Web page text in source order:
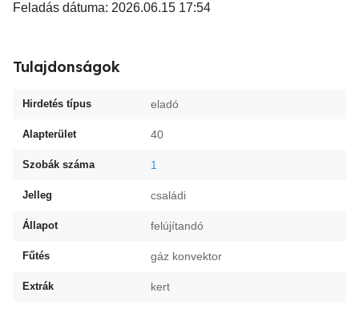
Feladás dátuma: 2026.06.15 17:54
Tulajdonságok
Hirdetés típus eladó
Alapterület 40
Szobák száma 1
Jelleg családi
Állapot felújítandó
Fűtés gáz konvektor
Extrák kert